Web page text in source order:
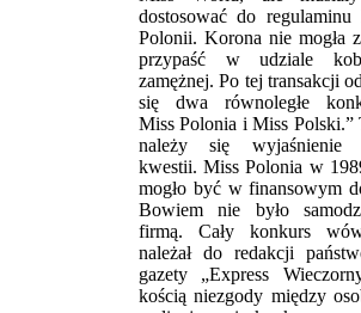
dostosować do regulaminu
Polonii. Korona nie mogła
przypaść w udziale
zamężnej. Po tej transakcji
się dwa równoległe
Miss Polonia i Miss Polski.”
należy się wyjaśnienie
kwestii. Miss Polonia w
mogło być w finansowym
Bowiem nie było
firmą. Cały konkurs
należał do redakcji
gazety „Express
kością niezgody między